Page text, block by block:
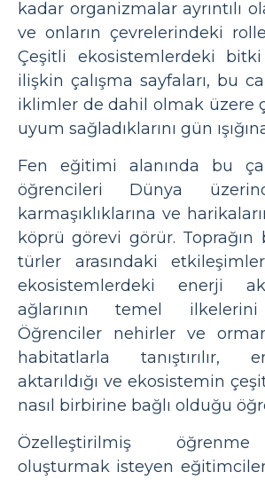
kadar organizmalar ayrıntılı
ve onların çevrelerindeki
Çeşitli ekosistemlerdeki
ilişkin çalışma sayfaları, bu
iklimler de dahil olmak üzere
uyum sağladıklarını gün
Fen eğitimi alanında bu
öğrencileri Dünya
karmaşıklıklarına ve
köprü görevi görür. Toprağın
türler arasındaki
ekosistemlerdeki enerji
ağlarının temel ilkelerini
Öğrenciler nehirler ve
habitatlarla tanıştırılır,
aktarıldığı ve ekosistemin
nasıl birbirine bağlı olduğu
Özelleştirilmiş
oluşturmak isteyen